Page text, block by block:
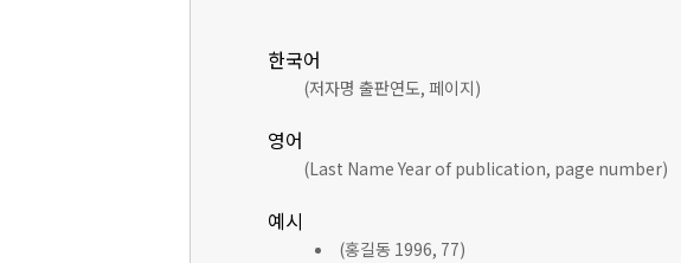
한국어
(저자명 출판연도, 페이지)
영어
(Last Name Year of publication, page number)
예시
(홍길동 1996, 77)